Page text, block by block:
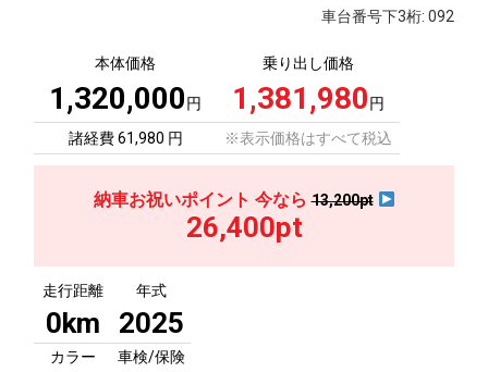
車台番号下3桁: 092
本体価格 乗り出し価格
1,320,000円 1,381,980円
諸経費 61,980 円
※表示価格はすべて税込
納車お祝いポイント 今なら13,200pt
26,400pt
走行距離 年式
0km 2025
カラー 車検/保険